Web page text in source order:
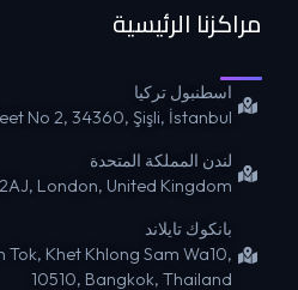
مراكزنا الرئيسية
اسطنبول تركيا
No 2, 34360, Şişli, İstanbul
لندن المملكة المتحدة
London, United Kingdom
بانكوك تايلاند
Khet Khlong Sam Wa10,
10510, Bangkok, Thailand